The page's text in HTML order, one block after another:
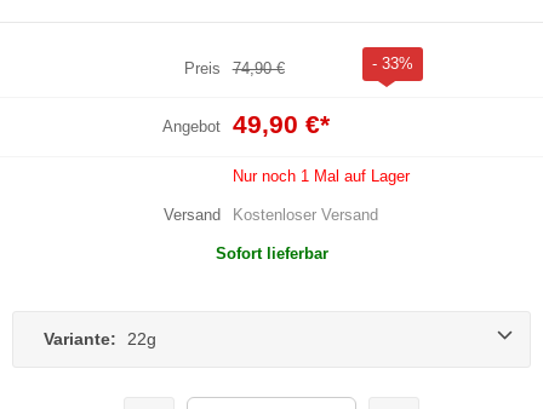
Preis 74,90 € - 33%
Angebot 49,90 €*
Nur noch 1 Mal auf Lager
Versand Kostenloser Versand
Sofort lieferbar
Variante: 22g